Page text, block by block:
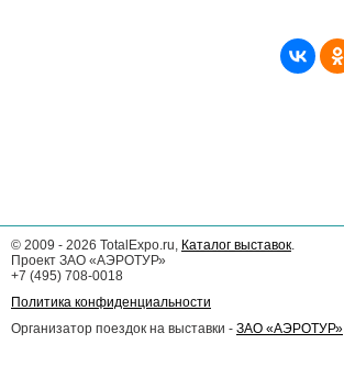
© 2009 - 2026 TotalExpo.ru, Каталог выставок.
Проект ЗАО «АЭРОТУР»
+7 (495) 708-0018
Политика конфиденциальности
Организатор поездок на выставки - ЗАО «АЭРОТУР»